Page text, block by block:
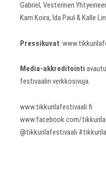
Gabriel, Vesterinen
Karri Koira, Ida Paul & Kalle
Pressikuvat:
Media-akkreditointi
festivaalin verkkosivuja.
www.tikkurilafestivaali.fi
www.facebook.com/
@tikkurilafestivaali